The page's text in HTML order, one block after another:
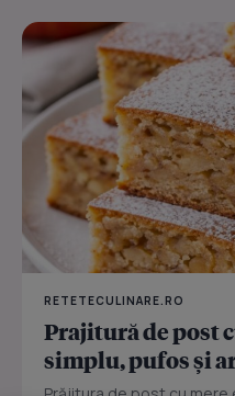
RETETECULINARE.RO
Prajitură de post
simplu, pufos și